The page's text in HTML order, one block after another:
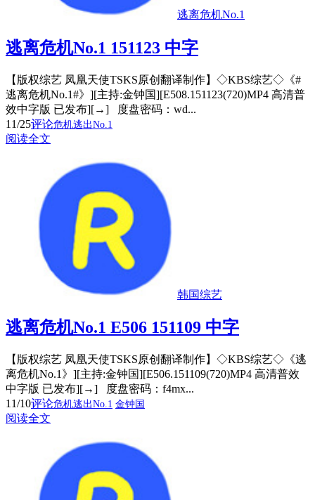
逃离危机No.1
逃离危机No.1 151123 中字
【版权综艺 凤凰天使TSKS原创翻译制作】◇KBS综艺◇《#
逃离危机No.1#》][主持:金钟国][E508.151123(720)MP4 高清普
效中字版 已发布][→] 度盘密码：wd...
11/25评论危机逃出No.1
阅读全文
韩国综艺
逃离危机No.1 E506 151109 中字
【版权综艺 凤凰天使TSKS原创翻译制作】◇KBS综艺◇《逃
离危机No.1》][主持:金钟国][E506.151109(720)MP4 高清普效
中字版 已发布][→] 度盘密码：f4mx...
11/10评论危机逃出No.1 金钟国
阅读全文